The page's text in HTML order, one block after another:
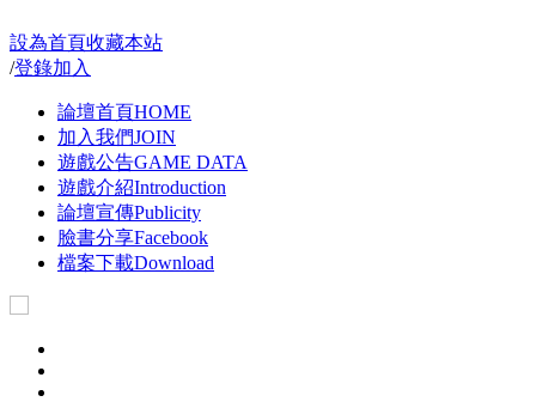
設為首頁收藏本站
/登錄加入
論壇首頁HOME
加入我們JOIN
遊戲公告GAME DATA
遊戲介紹Introduction
論壇宣傳Publicity
臉書分享Facebook
檔案下載Download